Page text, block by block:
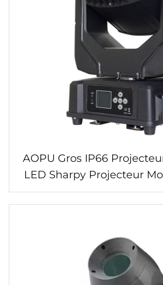
AOPU Gros IP66
LED Sharpy Projecteur
Faisceau Lumineux
Extérieur